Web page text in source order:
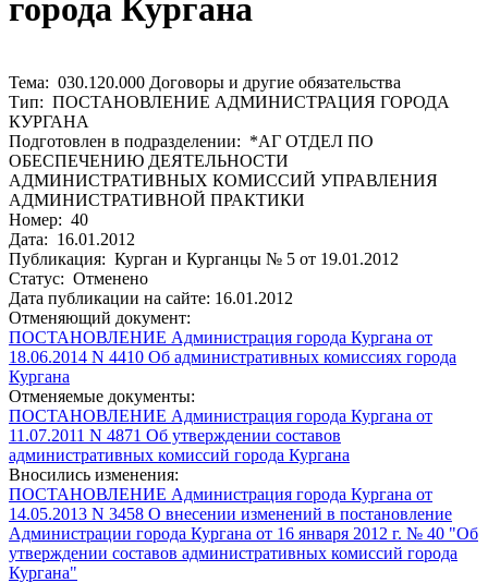
города Кургана
Тема: 030.120.000 Договоры и другие обязательства
Тип: ПОСТАНОВЛЕНИЕ АДМИНИСТРАЦИЯ ГОРОДА
КУРГАНА
Подготовлен в подразделении: *АГ ОТДЕЛ ПО
ОБЕСПЕЧЕНИЮ ДЕЯТЕЛЬНОСТИ
АДМИНИСТРАТИВНЫХ КОМИССИЙ УПРАВЛЕНИЯ
АДМИНИСТРАТИВНОЙ ПРАКТИКИ
Номер: 40
Дата: 16.01.2012
Публикация: Курган и Курганцы № 5 от 19.01.2012
Статус: Отменено
Дата публикации на сайте: 16.01.2012
Отменяющий документ:
ПОСТАНОВЛЕНИЕ Администрация города Кургана от
18.06.2014 N 4410 Об административных комиссиях города
Кургана
Отменяемые документы:
ПОСТАНОВЛЕНИЕ Администрация города Кургана от
11.07.2011 N 4871 Об утверждении составов
административных комиссий города Кургана
Вносились изменения:
ПОСТАНОВЛЕНИЕ Администрация города Кургана от
14.05.2013 N 3458 О внесении изменений в постановление
Администрации города Кургана от 16 января 2012 г. № 40 "Об
утверждении составов административных комиссий города
Кургана"